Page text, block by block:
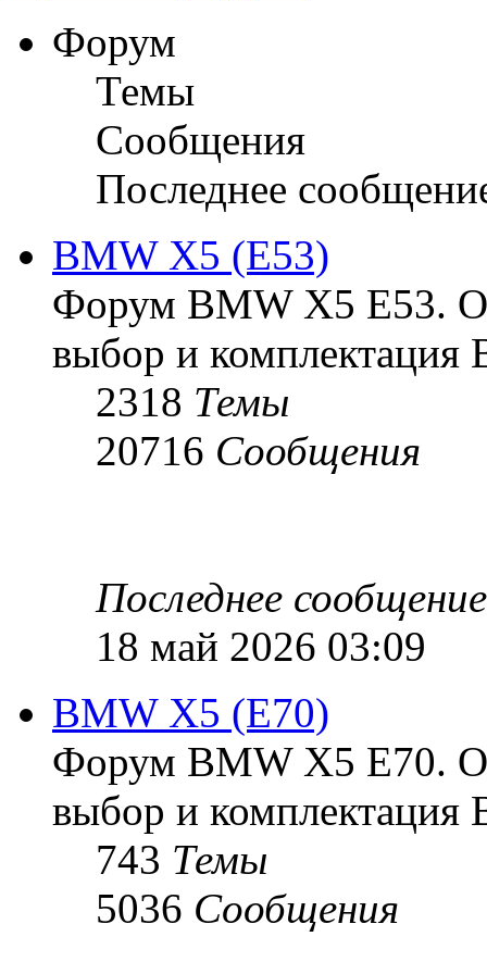
Форум
Темы
Сообщения
Последнее
BMW X5 (E53)
Форум BMW X5 E53.
выбор и комплектация
2318 Темы
20716 Сообщения
Последнее сообщение
18 май 2026 03:09
BMW X5 (E70)
Форум BMW X5 E70.
выбор и комплектация
743 Темы
5036 Сообщения